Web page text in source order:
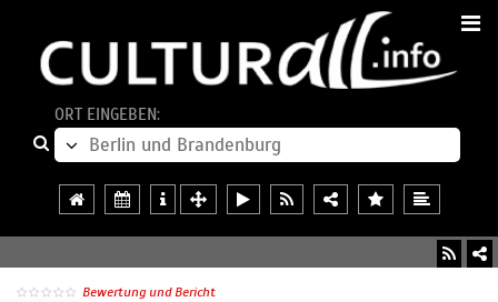
ORT EINGEBEN:
Bewertung und Bericht